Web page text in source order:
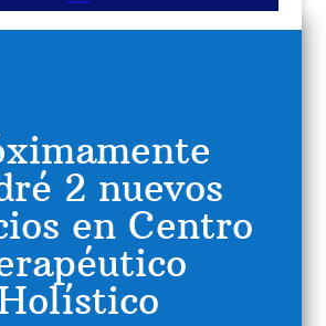
2 nuevos
en Centro